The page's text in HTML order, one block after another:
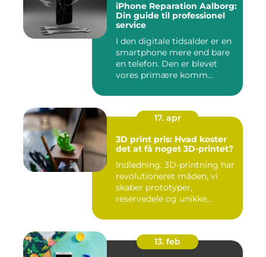
iPhone Reparation Aalborg:
Din guide til professionel
service
I den digitale tidsalder er en
smartphone mere end bare
en telefon. Den er blevet
vores primære komm...
17. apr
3D print pris: Hvad koster
det at få noget 3D-printet?
Indledning: 3D-printning har
revolutioneret måden, vi
skaber prototyper,
reservedele og unikke...
13. feb